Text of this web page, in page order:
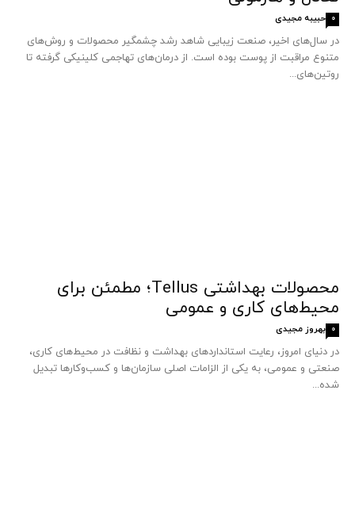
حبیبه مجیدی 0
در سال‌های اخیر، صنعت زیبایی شاهد رشد چشمگیر محصولات و روش‌های
متنوع مراقبت از پوست بوده است. از درمان‌های تهاجمی کلینیکی گرفته تا
روتین‌های...
محصولات بهداشتی Tellus؛ مطمئن برای
محیط‌های کاری و عمومی
بهروز مجیدی 0
در دنیای امروز، رعایت استانداردهای بهداشت و نظافت در محیط‌های کاری،
صنعتی و عمومی، به یکی از الزامات اصلی سازمان‌ها و کسب‌وکارها تبدیل
شده...